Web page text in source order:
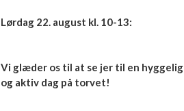
Vi glæder os til at se jer til en hyggelig
og aktiv dag på torvet!